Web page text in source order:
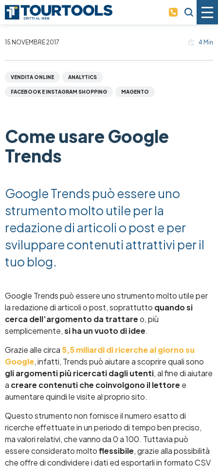
15 NOVEMBRE 2017 4 Min
VENDITA ONLINE ANALYTICS
FACEBOOK E INSTAGRAM SHOPPING MAGENTO
Come usare Google
Trends
Google Trends può essere uno
strumento molto utile per la
redazione di articoli o post e per
sviluppare contenuti attrattivi per il
tuo blog.
Google Trends può essere uno strumento molto utile per
la redazione di articoli o post, soprattutto quando si
cerca dell’argomento da trattareo, più
semplicemente,si ha un vuoto di idee.
Grazie alle circa 5,5 miliardi di ricerche al giorno su
Google, infatti, Trends può aiutare a scoprire quali sono
gli argomenti più ricercati dagli utenti, al fine di aiutare
a creare contenuti che coinvolgono il lettore e
aumentare quindi le visite al proprio sito.
Questo strumento non fornisce il numero esatto di
ricerche effettuate in un periodo di tempo ben preciso,
ma valori relativi, che vanno da 0 a 100. Tuttavia può
essere considerato moltoflessibile, grazie alla possibilità
che offre di condividere i dati ed esportarli in formato CSV